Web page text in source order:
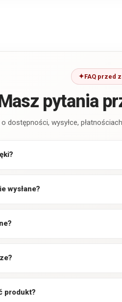
FAQ przed
pytania
dostępności, wysyłce,
wysłane?
produkt?